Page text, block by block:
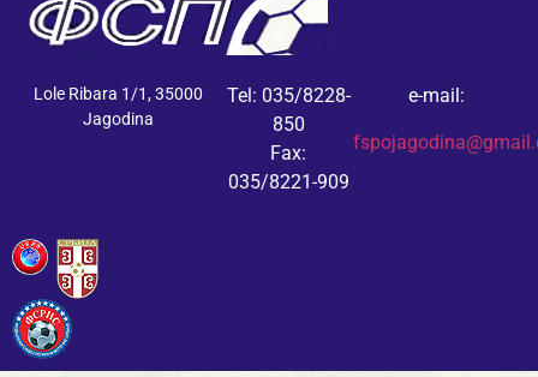
Lole Ribara 1/1, 35000
Jagodina
Tel: 035/8228-
850
Fax:
035/8221-909
e-mail: